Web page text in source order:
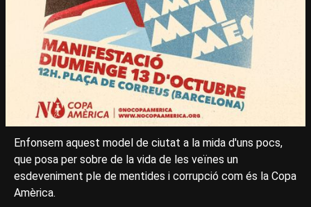
Enfonsem aquest model de ciutat a la mida d'uns pocs,
que posa per sobre de la vida de les veïnes un
esdeveniment ple de mentides i corrupció com és la Copa
Amèrica.